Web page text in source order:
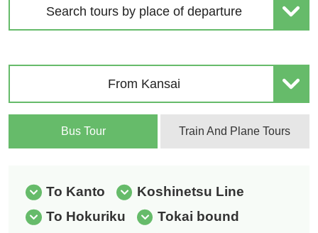
Search tours by place of departure
From Kansai
Bus Tour Train And Plane Tours
To Kanto
Koshinetsu Line
To Hokuriku
Tokai bound